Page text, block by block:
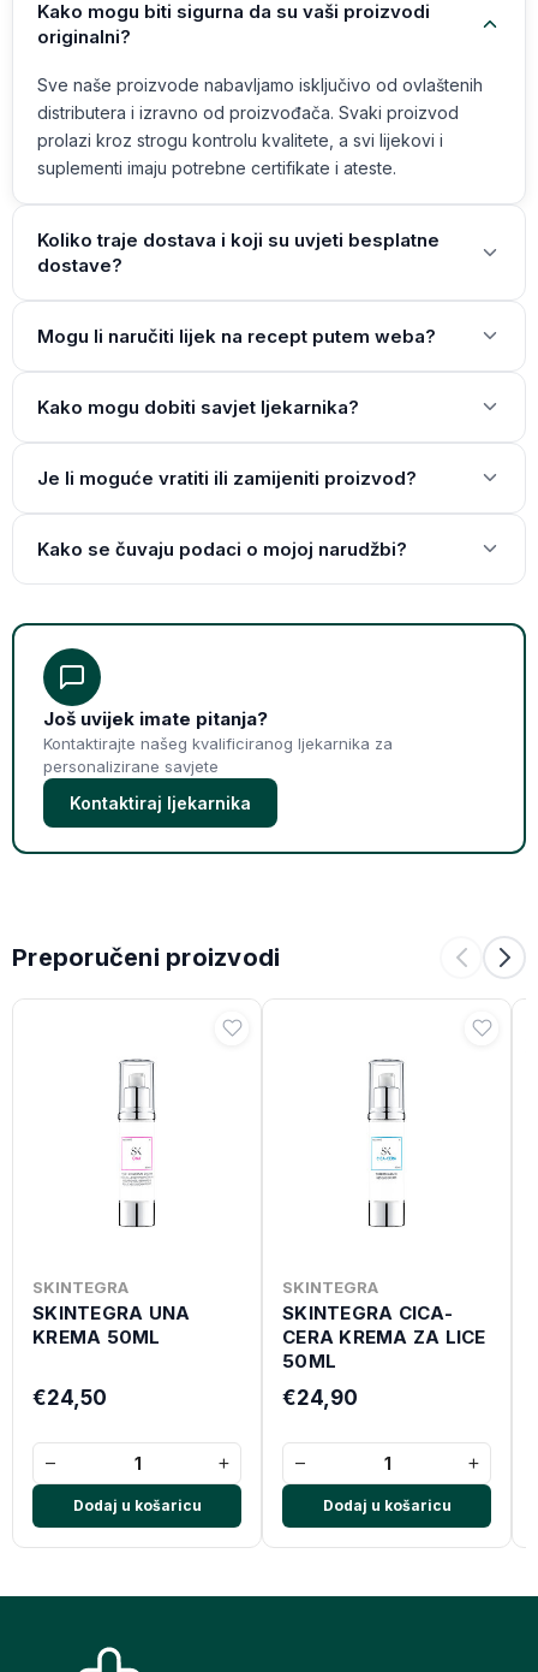
Kako mogu biti sigurna da su vaši proizvodi
originalni?
Sve naše proizvode nabavljamo isključivo od ovlaštenih
distributera i izravno od proizvođača. Svaki proizvod
prolazi kroz strogu kontrolu kvalitete, a svi lijekovi i
suplementi imaju potrebne certifikate i ateste.
Koliko traje dostava i koji su uvjeti besplatne
dostave?
Mogu li naručiti lijek na recept putem weba?
Kako mogu dobiti savjet ljekarnika?
Je li moguće vratiti ili zamijeniti proizvod?
Kako se čuvaju podaci o mojoj narudžbi?
Još uvijek imate pitanja?
Kontaktirajte našeg kvalificiranog ljekarnika za
personalizirane savjete
Kontaktiraj ljekarnika
Preporučeni proizvodi
SKINTEGRA
SKINTEGRA UNA
KREMA 50ML
€24,50
− +
Dodaj u košaricu
SKINTEGRA
SKINTEGRA CICA-
CERA KREMA ZA LICE
50ML
€24,90
− +
Dodaj u košaricu